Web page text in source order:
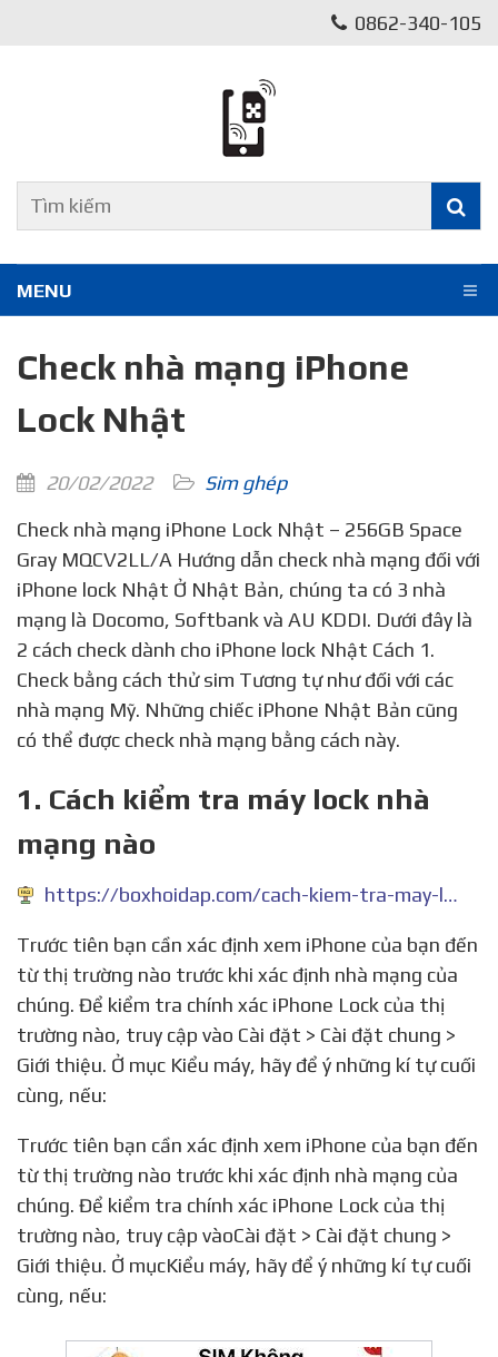
0862-340-105
MENU
Check nhà mạng iPhone
Lock Nhật
20/02/2022
Sim ghép
Check nhà mạng iPhone Lock Nhật – 256GB Space
Gray MQCV2LL/A Hướng dẫn check nhà mạng đối với
iPhone lock Nhật Ở Nhật Bản, chúng ta có 3 nhà
mạng là Docomo, Softbank và AU KDDI. Dưới đây là
2 cách check dành cho iPhone lock Nhật Cách 1.
Check bằng cách thử sim Tương tự như đối với các
nhà mạng Mỹ. Những chiếc iPhone Nhật Bản cũng
có thể được check nhà mạng bằng cách này.
1. Cách kiểm tra máy lock nhà
mạng nào
https://boxhoidap.com/cach-kiem-tra-may-lock-nha-mang-nao
Trước tiên bạn cần xác định xem iPhone của bạn đến
từ thị trường nào trước khi xác định nhà mạng của
chúng. Để kiểm tra chính xác iPhone Lock của thị
trường nào, truy cập vào Cài đặt > Cài đặt chung >
Giới thiệu. Ở mục Kiểu máy, hãy để ý những kí tự cuối
cùng, nếu:
Trước tiên bạn cần xác định xem iPhone của bạn đến
từ thị trường nào trước khi xác định nhà mạng của
chúng. Để kiểm tra chính xác iPhone Lock của thị
trường nào, truy cập vàoCài đặt > Cài đặt chung >
Giới thiệu. Ở mụcKiểu máy, hãy để ý những kí tự cuối
cùng, nếu: